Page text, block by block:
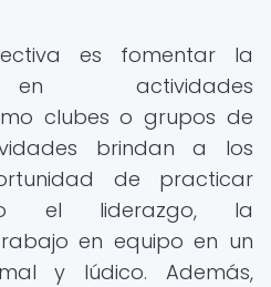
es fomentar la
en actividades
clubes o grupos de
brindan a los
de practicar
el liderazgo, la
en equipo en un
y lúdico. Además,